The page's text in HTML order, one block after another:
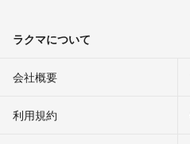
ラクマについて
会社概要
利用規約